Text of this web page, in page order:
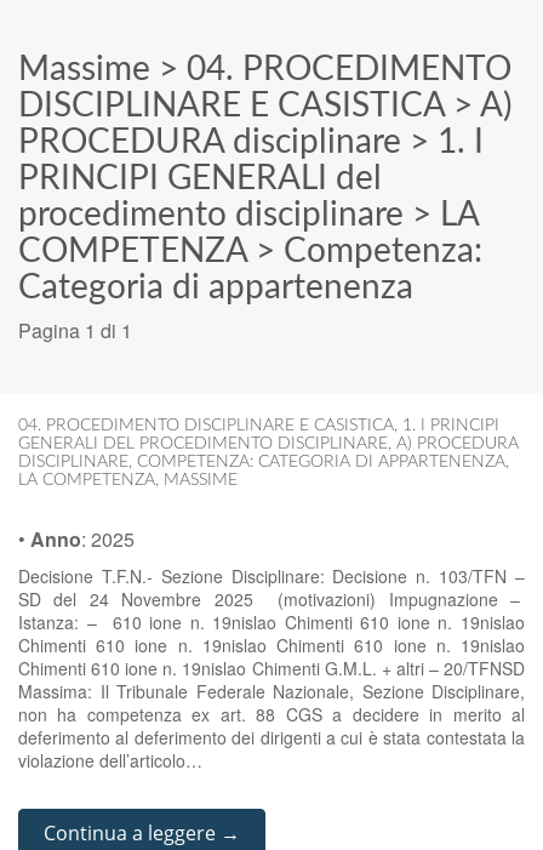
Massime > 04. PROCEDIMENTO
DISCIPLINARE E CASISTICA> A)
PROCEDURA disciplinare > 1. I
PRINCIPI GENERALI del
procedimento disciplinare > LA
COMPETENZA> Competenza:
Categoria di appartenenza
Pagina 1 di 1
04. PROCEDIMENTO DISCIPLINARE E CASISTICA, 1. I PRINCIPI
GENERALI DEL PROCEDIMENTO DISCIPLINARE, A) PROCEDURA
DISCIPLINARE, COMPETENZA: CATEGORIA DI APPARTENENZA,
LA COMPETENZA, MASSIME
• Anno: 2025
Decisione T.F.N.- Sezione Disciplinare: Decisione n. 103/TFN –
SD del 24 Novembre 2025 (motivazioni) Impugnazione –
Istanza: – 610 ione n. 19nislao Chimenti 610 ione n. 19nislao
Chimenti 610 ione n. 19nislao Chimenti 610 ione n. 19nislao
Chimenti 610 ione n. 19nislao Chimenti G.M.L. + altri – 20/TFNSD
Massima: Il Tribunale Federale Nazionale, Sezione Disciplinare,
non ha competenza ex art. 88 CGS a decidere in merito al
deferimento al deferimento dei dirigenti a cui è stata contestata la
violazione dell’articolo…
Continua a leggere →